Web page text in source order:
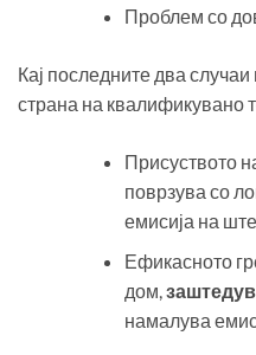
Проблем со
Кај последните два
страна на квалификувано
Присуството
поврзува со
емисија на
Ефикасното
дом,
намалува